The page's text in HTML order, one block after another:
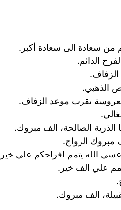
من سعادة الى سعادة أكبر.
الدائم.
الزفاف.
الذهبي.
بقرب موعد الزفاف.
الذرية الصالحة، الف مبروك.
مبروك الزواج.
الله يتمم افراحكم على
علي الف خير.
الف مبروك.